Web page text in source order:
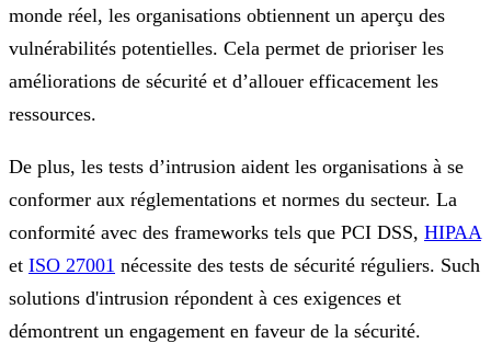
monde réel, les organisations obtiennent un aperçu des
vulnérabilités potentielles. Cela permet de prioriser les
améliorations de sécurité et d’allouer efficacement les
ressources.
De plus, les tests d’intrusion aident les organisations à se
conformer aux réglementations et normes du secteur. La
conformité avec des frameworks tels que PCI DSS, HIPAA
et ISO 27001 nécessite des tests de sécurité réguliers. Such
solutions d'intrusion répondent à ces exigences et
démontrent un engagement en faveur de la sécurité.